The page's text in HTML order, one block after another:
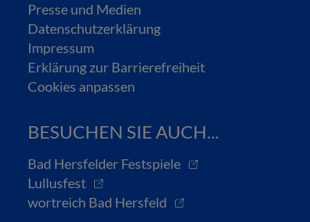
Presse und Medien
Datenschutzerklärung
Impressum
Erklärung zur Barrierefreiheit
Cookies anpassen
BESUCHEN SIE AUCH...
Bad Hersfelder Festspiele
Lullusfest
wortreich Bad Hersfeld